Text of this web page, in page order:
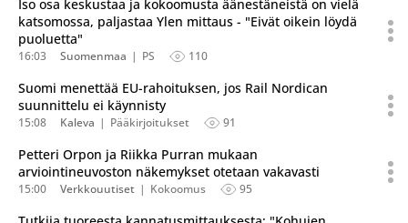
Iso osa keskustaa ja kokoomusta äänestäneistä on vielä
katsomossa, paljastaa Ylen mittaus - "Eivät oikein löydä
puoluetta"
16:03 Suomenmaa PS 110
Suomi menettää EU-rahoituksen, jos Rail Nordican
suunnittelu ei käynnisty
15:08 Kaleva Pääkirjoitukset 91
Petteri Orpon ja Riikka Purran mukaan
arviointineuvoston näkemykset otetaan vakavasti
15:00 Verkkouutiset Kokoomus 95